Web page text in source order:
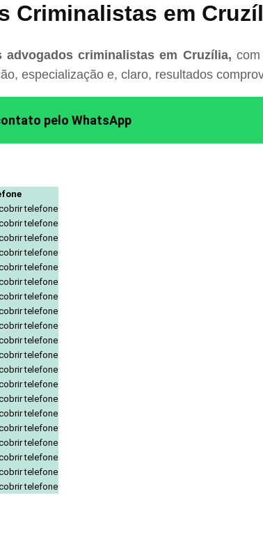
Criminalistas em
advogados criminalistas em Cruzília,
especialização e, claro, resultados
pelo WhatsApp
telefone
telefone
telefone
telefone
telefone
telefone
telefone
telefone
telefone
telefone
telefone
telefone
telefone
telefone
telefone
telefone
telefone
telefone
telefone
telefone